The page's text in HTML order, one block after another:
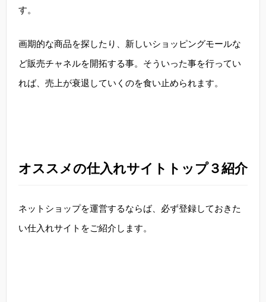
す。
画期的な商品を探したり、新しいショッピングモールな
ど販売チャネルを開拓する事。そういった事を行ってい
れば、売上が衰退していくのを食い止められます。
オススメの仕入れサイトトップ３紹介
ネットショップを運営するならば、必ず登録しておきた
い仕入れサイトをご紹介します。